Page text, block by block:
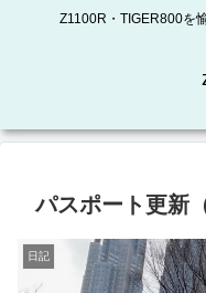
Z1100R・TIGER800を
パスポート更新
日記